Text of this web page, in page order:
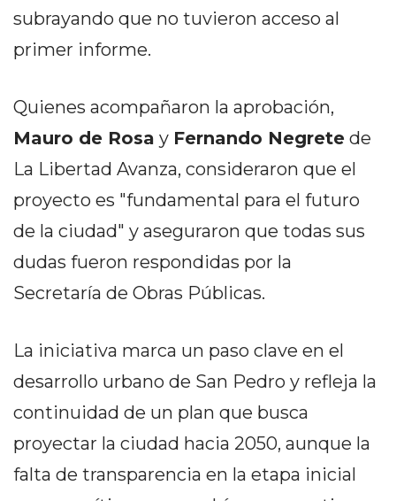
NOTICIAS
SALTO
Y
CAMPANA
DE
ZÁRATE
NOTICIAS
EXALTACIÓN
LA
(BUENOS
AIRES)
EL
subrayando que no tuvieron acceso al
primer informe.
Quienes acompañaron la aprobación,
Mauro de Rosa y Fernando Negrete de
La Libertad Avanza, consideraron que el
proyecto es "fundamental para el futuro
de la ciudad" y aseguraron que todas sus
dudas fueron respondidas por la
Secretaría de Obras Públicas.
La iniciativa marca un paso clave en el
desarrollo urbano de San Pedro y refleja la
continuidad de un plan que busca
proyectar la ciudad hacia 2050, aunque la
falta de transparencia en la etapa inicial